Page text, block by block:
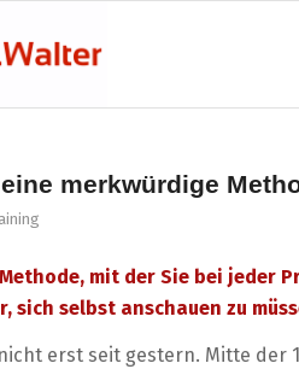
merkwürdige
mit der Sie bei jeder
sich selbst anschauen zu
erst seit gestern. Mitte der